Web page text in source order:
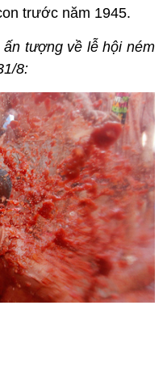
trước năm 1945.
tượng về lễ hội ném
8: